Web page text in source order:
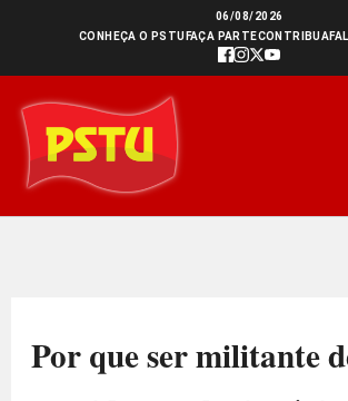
conteúdo
06/08/2026
CONHEÇA O PSTU FAÇA PARTECONTRIBUA
Por que ser militante